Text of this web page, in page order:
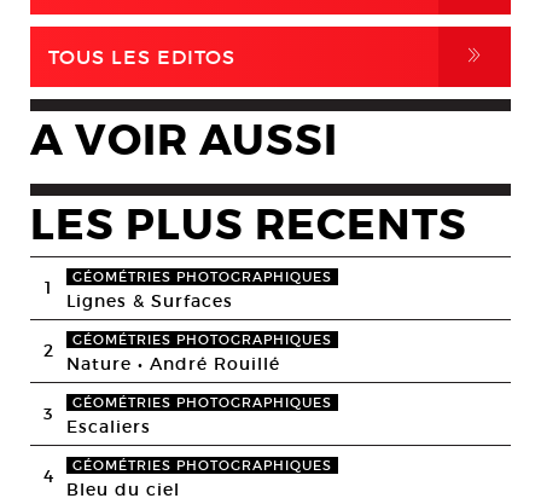
TOUS LES EDITOS ,
A VOIR AUSSI
LES PLUS RECENTS
1 GÉOMÉTRIES PHOTOGRAPHIQUES
Lignes & Surfaces
2 GÉOMÉTRIES PHOTOGRAPHIQUES
Nature • André Rouillé
3 GÉOMÉTRIES PHOTOGRAPHIQUES
Escaliers
4 GÉOMÉTRIES PHOTOGRAPHIQUES
Bleu du ciel